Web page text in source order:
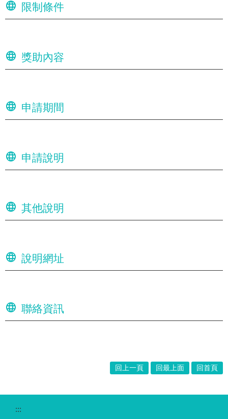
限制條件
獎助內容
申請期間
申請說明
其他說明
說明網址
聯絡資訊
回上一頁 回最上面 回首頁
:::